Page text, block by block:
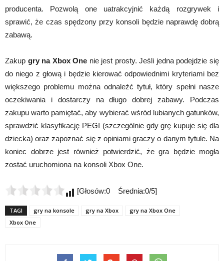
producenta. Pozwolą one uatrakcyjnić każdą rozgrywek i
sprawić, że czas spędzony przy konsoli będzie naprawdę dobrą
zabawą.
Zakup gry na Xbox One nie jest prosty. Jeśli jedna podejdzie się
do niego z głową i będzie kierować odpowiednimi kryteriami bez
większego problemu można odnaleźć tytuł, który spełni nasze
oczekiwania i dostarczy na długo dobrej zabawy. Podczas
zakupu warto pamiętać, aby wybierać wśród lubianych gatunków,
sprawdzić klasyfikację PEGI (szczególnie gdy grę kupuje się dla
dziecka) oraz zapoznać się z opiniami graczy o danym tytule. Na
koniec dobrze jest również potwierdzić, że gra będzie mogła
zostać uruchomiona na konsoli Xbox One.
[Głosów:0 Średnia:0/5]
TAGI gry na konsole gry na Xbox
gry na Xbox One
Xbox One